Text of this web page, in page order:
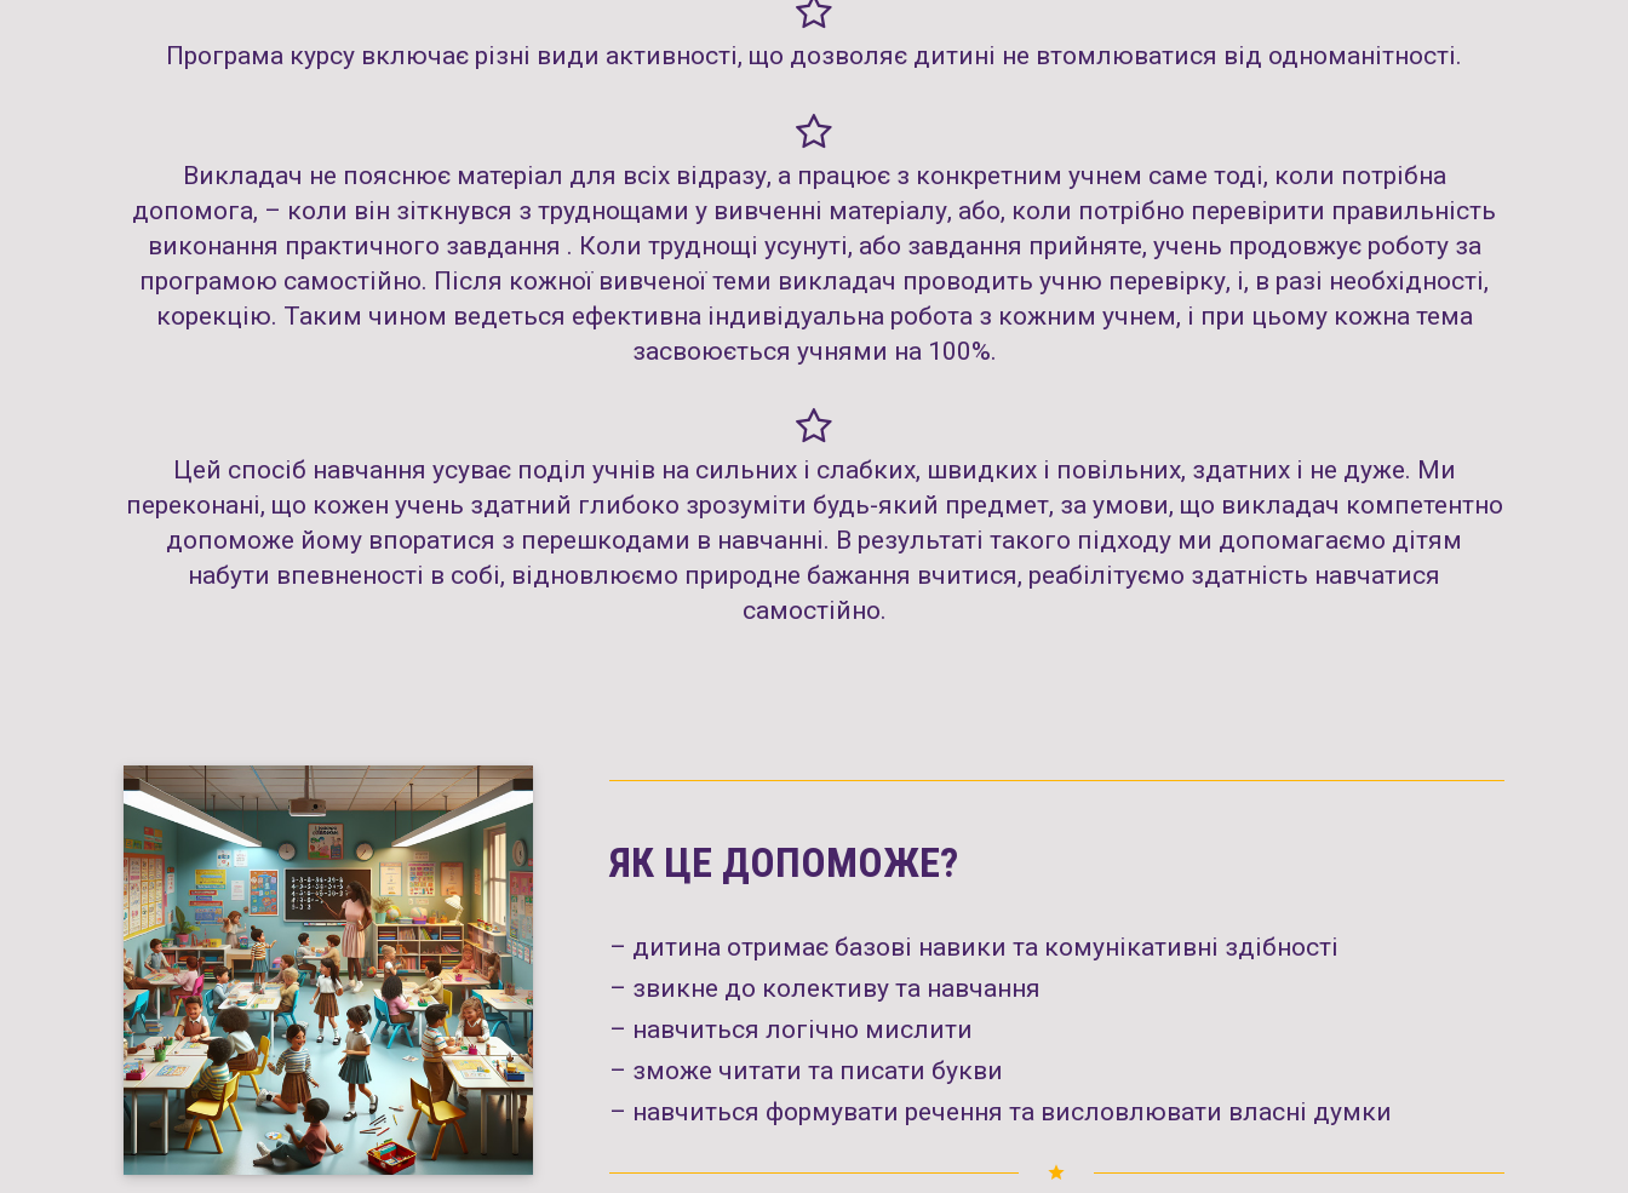
Програма курсу включає різні види активності, що дозволяє дитині не втомлюватися від одноманітності.
Викладач не пояснює матеріал для всіх відразу, а працює з конкретним учнем саме тоді, коли потрібна
допомога, – коли він зіткнувся з труднощами у вивченні матеріалу, або, коли потрібно перевірити правильність
виконання практичного завдання . Коли труднощі усунуті, або завдання прийняте, учень продовжує роботу за
програмою самостійно. Після кожної вивченої теми викладач проводить учню перевірку, і, в разі необхідності,
корекцію. Таким чином ведеться ефективна індивідуальна робота з кожним учнем, і при цьому кожна тема
засвоюється учнями на 100%.
Цей спосіб навчання усуває поділ учнів на сильних і слабких, швидких і повільних, здатних і не дуже. Ми
переконані, що кожен учень здатний глибоко зрозуміти будь-який предмет, за умови, що викладач компетентно
допоможе йому впоратися з перешкодами в навчанні. В результаті такого підходу ми допомагаємо дітям
набути впевненості в собі, відновлюємо природне бажання вчитися, реабілітуємо здатність навчатися
самостійно.
ЯК ЦЕ ДОПОМОЖЕ?
– дитина отримає базові навики та комунікативні здібності
– звикне до колективу та навчання
– навчиться логічно мислити
– зможе читати та писати букви
– навчиться формувати речення та висловлювати власні думки
grade